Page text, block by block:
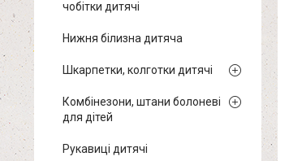
чобітки дитячі
Нижня білизна дитяча
Шкарпетки, колготки дитячі
Комбінезони, штани болоневі
для дітей
Рукавиці дитячі